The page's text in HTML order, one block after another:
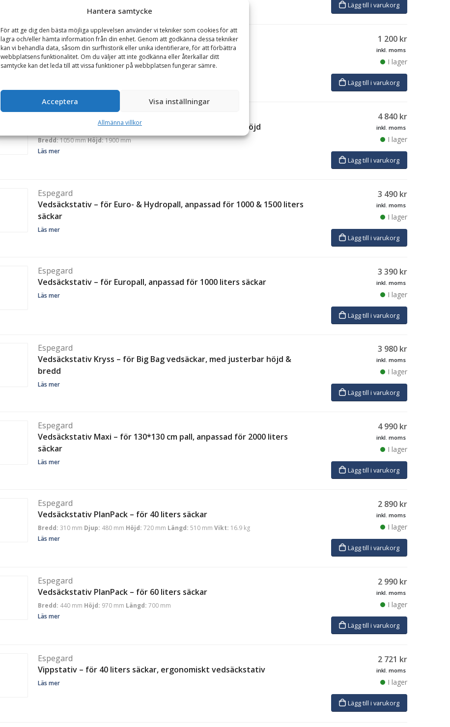
Hantera samtycke
För att ge dig den bästa möjliga upplevelsen använder vi tekniker som cookies för att
lagra och/eller hämta information från din enhet. Genom att godkänna dessa tekniker
kan vi behandla data, såsom din surfhistorik eller unika identifierare, för att förbättra
webbplatsens funktionalitet. Om du väljer att inte godkänna eller återkallar ditt
samtycke kan det leda till att vissa funktioner på webbplatsen fungerar sämre.
Acceptera Visa inställningar
Allmänna villkor
Lägg till i varukorg
Espegard
Vedsäckstativ – för 60-80 liters säckar
Läs mer
1 200 kr
inkl. moms
I lager
Lägg till i varukorg
Espegard
Vedsäckstativ – för Big Bag vedsäckar, med justerbar höjd
Bredd:1050 mmHöjd:1900 mm
Läs mer
4 840 kr
inkl. moms
I lager
Lägg till i varukorg
Espegard
Vedsäckstativ – för Euro- & Hydropall, anpassad för 1000 & 1500 liters
säckar
Läs mer
3 490 kr
inkl. moms
I lager
Lägg till i varukorg
Espegard
Vedsäckstativ – för Europall, anpassad för 1000 liters säckar
Läs mer
3 390 kr
inkl. moms
I lager
Lägg till i varukorg
Espegard
Vedsäckstativ Kryss – för Big Bag vedsäckar, med justerbar höjd &
bredd
Läs mer
3 980 kr
inkl. moms
I lager
Lägg till i varukorg
Espegard
Vedsäckstativ Maxi – för 130*130 cm pall, anpassad för 2000 liters
säckar
Läs mer
4 990 kr
inkl. moms
I lager
Lägg till i varukorg
Espegard
Vedsäckstativ PlanPack – för 40 liters säckar
Bredd: 310 mm Djup: 480 mm Höjd: 720 mm Längd: 510 mm Vikt: 16.9 kg
Läs mer
2 890 kr
inkl. moms
I lager
Lägg till i varukorg
Espegard
Vedsäckstativ PlanPack – för 60 liters säckar
Bredd: 440 mm Höjd: 970 mm Längd: 700 mm
Läs mer
2 990 kr
inkl. moms
I lager
Lägg till i varukorg
Espegard
Vippstativ – för 40 liters säckar, ergonomiskt vedsäckstativ
Läs mer
2 721 kr
inkl. moms
I lager
Lägg till i varukorg